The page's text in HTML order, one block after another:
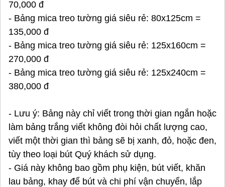
70,000 đ
- Bảng mica treo tường giá siêu rẻ: 80x125cm =
135,000 đ
- Bảng mica treo tường giá siêu rẻ: 125x160cm =
270,000 đ
- Bảng mica treo tường giá siêu rẻ: 125x240cm =
380,000 đ
- Lưu ý: Bảng này chỉ viết trong thời gian ngắn hoặc
làm bảng trắng viết không đòi hỏi chất lượng cao,
viết một thời gian thì bảng sẽ bị xanh, đỏ, hoặc đen,
tùy theo loại bút Quý khách sử dụng.
- Giá này không bao gồm phụ kiện, bút viết, khăn
lau bảng, khay để bút và chi phí vận chuyển, lắp